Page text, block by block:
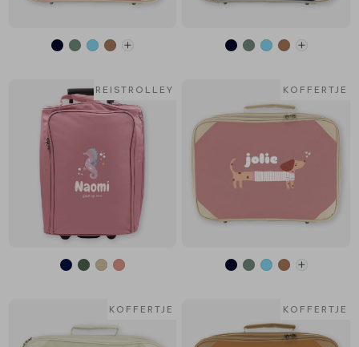
REISTROLLEY KOFFERTJE
KOFFERTJE KOFFERTJE